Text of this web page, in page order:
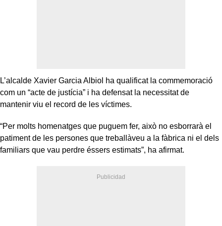
L’alcalde Xavier Garcia Albiol ha qualificat la commemoració
com un “acte de justícia” i ha defensat la necessitat de
mantenir viu el record de les víctimes.
“Per molts homenatges que puguem fer, això no esborrarà el
patiment de les persones que treballàveu a la fàbrica ni el dels
familiars que vau perdre éssers estimats”, ha afirmat.